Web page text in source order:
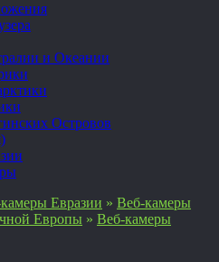
и Океании
Островов
Евразии » Веб-камеры
Европы » Веб-камеры